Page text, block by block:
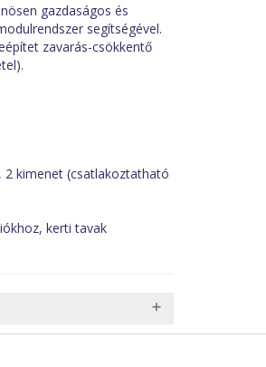
gazdaságos és
segítségével.
zavarás-csökkentő
2 kimenet (csatlakoztatható
kerti tavak